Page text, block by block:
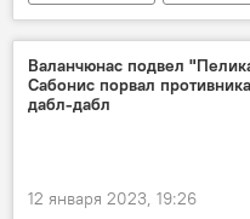
еда
врач
питание
Валанчюнас подвел
Сабонис порвал
дабл-дабл
12 января 2023, 19:26